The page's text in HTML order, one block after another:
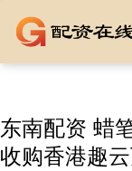
东南配资 蜡
收购香港趣